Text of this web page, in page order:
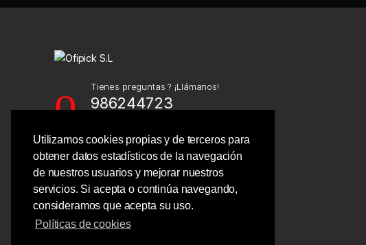
Utilizamos cookies propias y de terceros para
obtener datos estadísticos de la navegación
de nuestros usuarios y mejorar nuestros
servicios. Si acepta o continúa navegando,
consideramos que acepta su uso.
Políticas de cookies
Tienes preguntas ? ¡Llámanos!
986244723
Calle Barcelona 41,
Bajo Izquierdo,
Vigo - Pontevedra.